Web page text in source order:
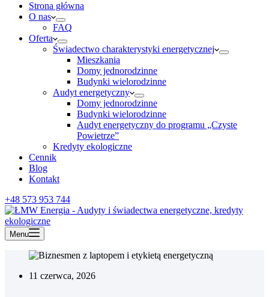
Strona główna
O nas
FAQ
Oferta
Świadectwo charakterystyki energetycznej
Mieszkania
Domy jednorodzinne
Budynki wielorodzinne
Audyt energetyczny
Domy jednorodzinne
Budynki wielorodzinne
Audyt energetyczny do programu „Czyste
Powietrze”
Kredyty ekologiczne
Cennik
Blog
Kontakt
+48 573 953 744
Menu
11 czerwca, 2026